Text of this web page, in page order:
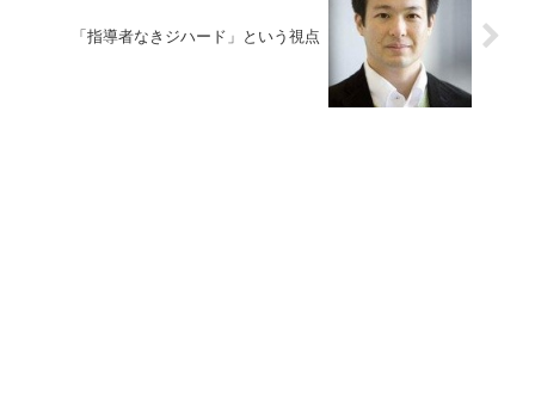
「指導者なきジハード」という視点